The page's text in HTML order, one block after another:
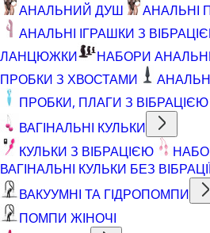
АНАЛЬНИЙ ДУШ
АНАЛЬНІ
АНАЛЬНІ ІГРАШКИ З
ЛАНЦЮЖКИ
НАБОРИ
ПРОБКИ З ХВОСТАМИ
ПРОБКИ, ПЛАГИ З ВІБРАЦІЄЮ
ВАГІНАЛЬНІ КУЛЬКИ
КУЛЬКИ З ВІБРАЦІЄЮ
ВАГІНАЛЬНІ КУЛЬКИ БЕЗ
ВАКУУМНІ ТА ГІДРОПОМПИ
ПОМПИ ЖІНОЧІ